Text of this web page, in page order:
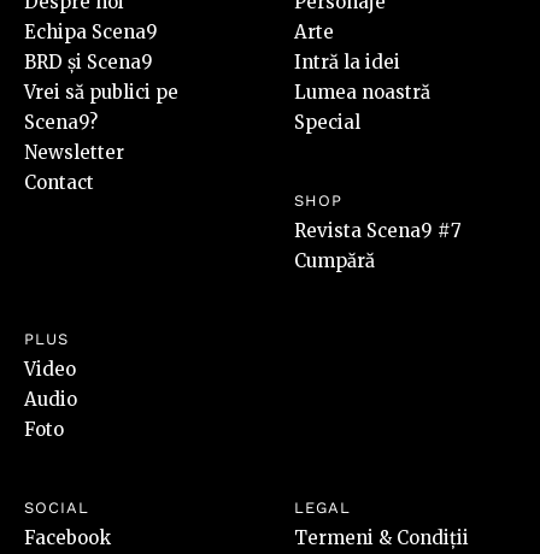
Echipa Scena9
BRD și Scena9
Vrei să publici pe
Scena9?
Newsletter
Contact
Arte
Intră la idei
Lumea noastră
Special
SHOP
Revista Scena9 #7
Cumpără
PLUS
Video
Audio
Foto
SOCIAL
Facebook
LEGAL
Termeni & Condiții